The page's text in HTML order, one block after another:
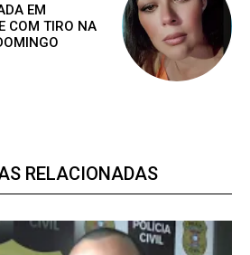
O PLANO
ano
EM
COM TIRO NA
RELACIONADAS